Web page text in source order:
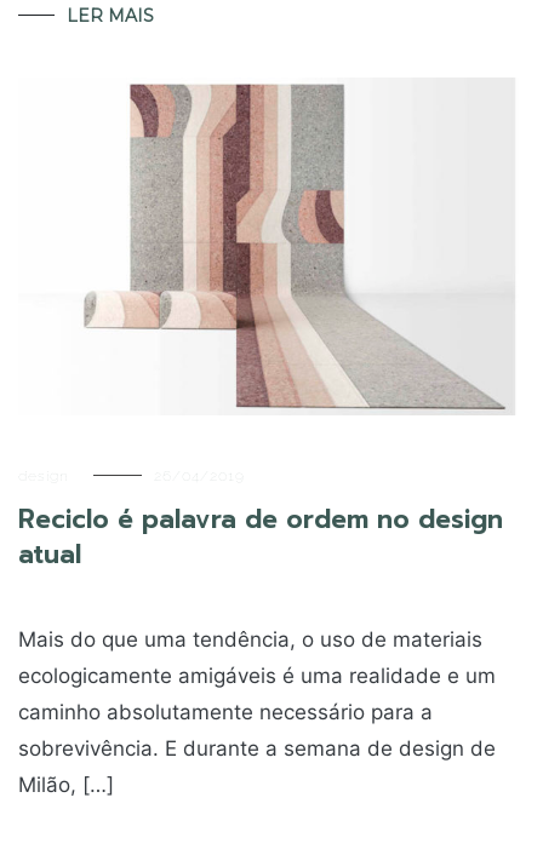
LER MAIS
design 26/04/2019
Reciclo é palavra de ordem no design
atual
Mais do que uma tendência, o uso de materiais
ecologicamente amigáveis é uma realidade e um
caminho absolutamente necessário para a
sobrevivência. E durante a semana de design de
Milão, […]